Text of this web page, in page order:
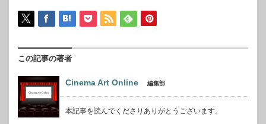
この記事の著者
Cinema Art Online 編集部
本記事を読んでくださりありがとうございます。